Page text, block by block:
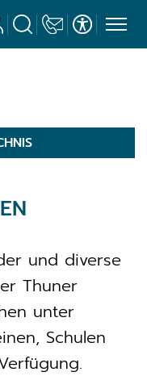
SucheKontakt
und diverse
Thuner
unter
Schulen